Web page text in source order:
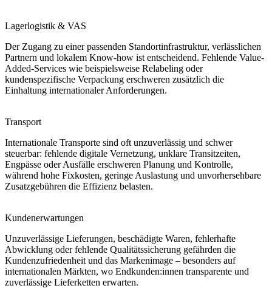
Lagerlogistik & VAS
Der Zugang zu einer passenden Standortinfrastruktur, verlässlichen
Partnern und lokalem Know-how ist entscheidend. Fehlende Value-
Added-Services wie beispielsweise Relabeling oder
kundenspezifische Verpackung erschweren zusätzlich die
Einhaltung internationaler Anforderungen.
Transport
Internationale Transporte sind oft unzuverlässig und schwer
steuerbar: fehlende digitale Vernetzung, unklare Transitzeiten,
Engpässe oder Ausfälle erschweren Planung und Kontrolle,
während hohe Fixkosten, geringe Auslastung und unvorhersehbare
Zusatzgebühren die Effizienz belasten.
Kundenerwartungen
Unzuverlässige Lieferungen, beschädigte Waren, fehlerhafte
Abwicklung oder fehlende Qualitätssicherung gefährden die
Kundenzufriedenheit und das Markenimage – besonders auf
internationalen Märkten, wo Endkunden:innen transparente und
zuverlässige Lieferketten erwarten.